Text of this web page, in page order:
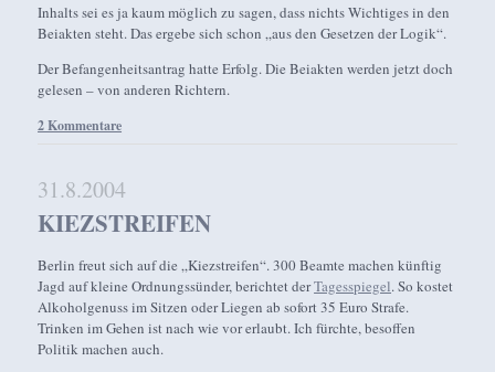
Inhalts sei es ja kaum möglich zu sagen, dass nichts Wichtiges in den
Beiakten steht. Das ergebe sich schon „aus den Gesetzen der Logik“.
Der Befangenheitsantrag hatte Erfolg. Die Beiakten werden jetzt doch
gelesen – von anderen Richtern.
2 Kommentare
31.8.2004
KIEZSTREIFEN
Berlin freut sich auf die „Kiezstreifen“. 300 Beamte machen künftig
Jagd auf kleine Ordnungssünder, berichtet derTagesspiegel. So kostet
Alkoholgenuss im Sitzen oder Liegen ab sofort 35 Euro Strafe.
Trinken im Gehen ist nach wie vor erlaubt. Ich fürchte, besoffen
Politik machen auch.